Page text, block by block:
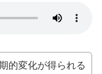
的変化が得られる